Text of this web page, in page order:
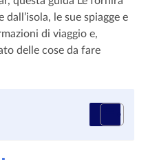
le sue spiagge e
di viaggio e,
delle cose da fare